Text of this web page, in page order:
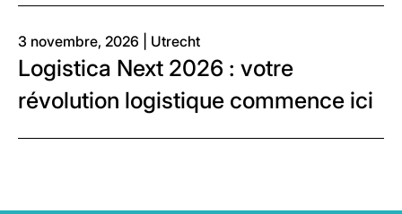
3 novembre, 2026 | Utrecht
Logistica Next 2026 : votre
révolution logistique commence ici